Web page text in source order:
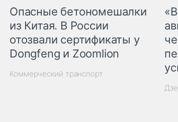
Опасные бетономешалки
из Китая. В России
отозвали сертификаты у
Dongfeng и Zoomlion
Коммерческий транспорт